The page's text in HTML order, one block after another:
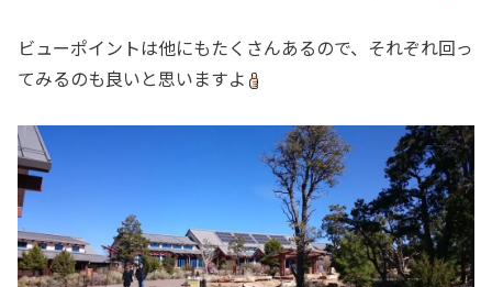
ビューポイントは他にもたくさんあるので、それぞれ回っ
てみるのも良いと思いますよ